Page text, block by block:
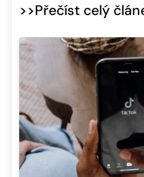
>>Přečíst celý